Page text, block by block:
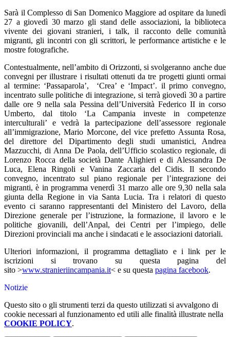
Sarà il Complesso di San Domenico Maggiore ad ospitare da lunedì
27 a giovedì 30 marzo gli stand delle associazioni, la biblioteca
vivente dei giovani stranieri, i talk, il racconto delle comunità
migranti, gli incontri con gli scrittori, le performance artistiche e le
mostre fotografiche.
Contestualmente, nell’ambito di Orizzonti, si svolgeranno anche due
convegni per illustrare i risultati ottenuti da tre progetti giunti ormai
al termine: ‘Passaparola’, ‘Crea’ e ‘Impact’. il primo convegno,
incentrato sulle politiche di integrazione, si terrà giovedì 30 a partire
dalle ore 9 nella sala Pessina dell’Università Federico II in corso
Umberto, dal titolo ‘La Campania investe in competenze
interculturali’ e vedrà la partecipazione dell’assessore regionale
all’immigrazione, Mario Morcone, del vice prefetto Assunta Rosa,
del direttore del Dipartimento degli studi umanistici, Andrea
Mazzucchi, di Anna De Paola, dell’Ufficio scolastico regionale, di
Lorenzo Rocca della società Dante Alighieri e di Alessandra De
Luca, Elena Ringoli e Vanina Zaccaria del Cidis. Il secondo
convegno, incentrato sul piano regionale per l’integrazione dei
migranti, è in programma venerdì 31 marzo alle ore 9,30 nella sala
giunta della Regione in via Santa Lucia. Tra i relatori di questo
evento ci saranno rappresentanti del Ministero del Lavoro, della
Direzione generale per l’istruzione, la formazione, il lavoro e le
politiche giovanili, dell’Anpal, dei Centri per l’impiego, delle
Direzioni provinciali ma anche i sindacati e le associazioni datoriali.
Ulteriori informazioni, il programma dettagliato e i link per le
iscrizioni si trovano su questa pagina del
sito >www.stranieriincampania.it< e su questa pagina facebook.
Notizie
Questo sito o gli strumenti terzi da questo utilizzati si avvalgono di
cookie necessari al funzionamento ed utili alle finalità illustrate nella
COOKIE POLICY.